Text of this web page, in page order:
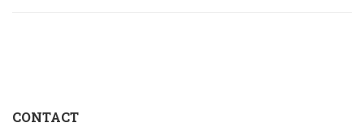
CONTACT